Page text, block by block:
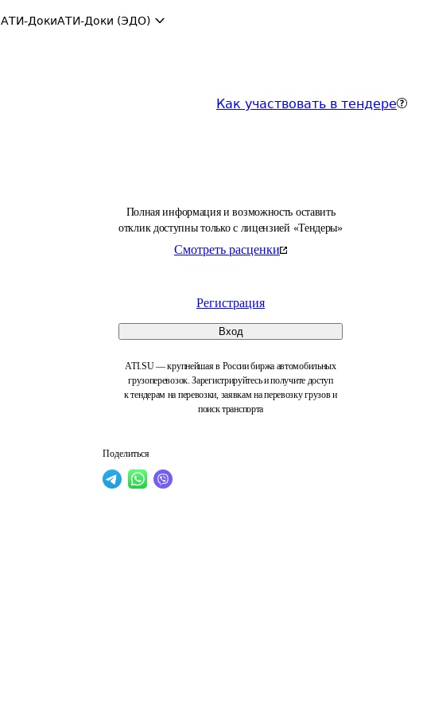
АТИ-ДокиАТИ-Доки (ЭДО)
Как участвовать в тендере
Полная информация и возможность оставить
отклик доступны только с лицензией «Тендеры»
Смотреть расценки
Регистрация
Вход
ATI.SU — крупнейшая в России биржа автомобильных
грузоперевозок. Зарегистрируйтесь и получите доступ
к тендерам на перевозки, заявкам на перевозку грузов и
поиск транспорта
Поделиться